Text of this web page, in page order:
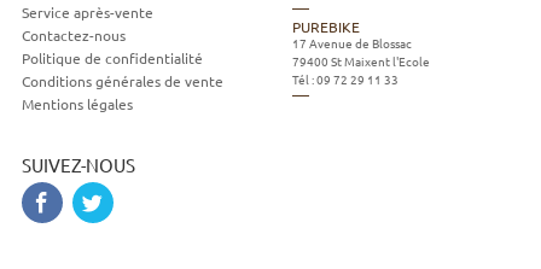
Service après-vente
Contactez-nous
Politique de confidentialité
Conditions générales de vente
Mentions légales
SUIVEZ-NOUS
PUREBIKE
17 Avenue de Blossac
79400 St Maixent l'Ecole
Tél :09 72 29 11 33